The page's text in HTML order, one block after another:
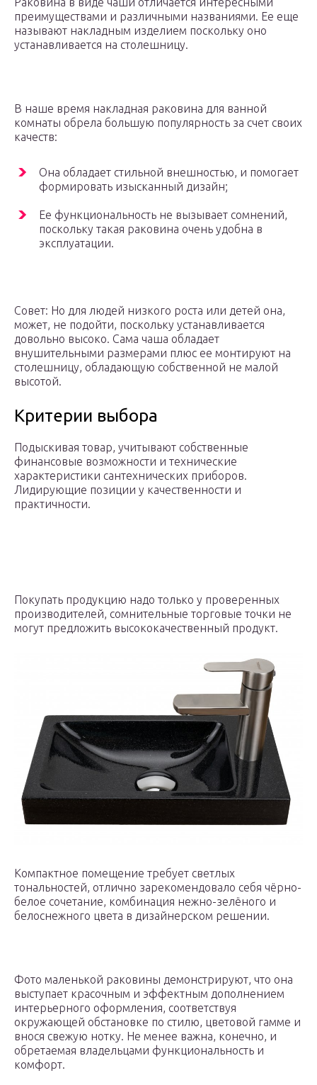
преимуществами и различными названиями. Ее еще
называют накладным изделием поскольку оно
устанавливается на столешницу.
В наше время накладная раковина для ванной
комнаты обрела большую популярность за счет своих
качеств:
Она обладает стильной внешностью, и помогает
формировать изысканный дизайн;
Ее функциональность не вызывает сомнений,
поскольку такая раковина очень удобна в
эксплуатации.
Совет: Но для людей низкого роста или детей она,
может, не подойти, поскольку устанавливается
довольно высоко. Сама чаша обладает
внушительными размерами плюс ее монтируют на
столешницу, обладающую собственной не малой
высотой.
Критерии выбора
Подыскивая товар, учитывают собственные
финансовые возможности и технические
характеристики сантехнических приборов.
Лидирующие позиции у качественности и
практичности.
Покупать продукцию надо только у проверенных
производителей, сомнительные торговые точки не
могут предложить высококачественный продукт.
Компактное помещение требует светлых
тональностей, отлично зарекомендовало себя чёрно-
белое сочетание, комбинация нежно-зелёного и
белоснежного цвета в дизайнерском решении.
Фото маленькой раковины демонстрируют, что она
выступает красочным и эффектным дополнением
интерьерного оформления, соответствуя
окружающей обстановке по стилю, цветовой гамме и
внося свежую нотку. Не менее важна, конечно, и
обретаемая владельцами функциональность и
комфорт.